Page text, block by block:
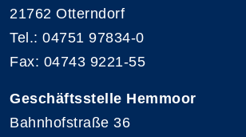
21762 Otterndorf
Tel.: 04751 97834-0
Fax: 04743 9221-55
Geschäftsstelle Hemmoor
Bahnhofstraße 36